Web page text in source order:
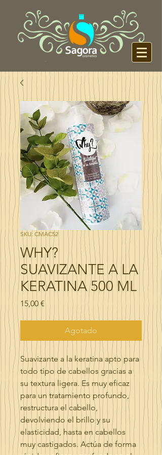
SKU: CMAC52
WHY?
SUAVIZANTE A LA
KERATINA 500 ML
15,00 €Precio
Agotado
Suavizante a la keratina apto para
todo tipo de cabellos gracias a
su textura ligera. Es muy eficaz
para un tratamiento profundo,
restructura el cabello,
devolviendo el brillo y su
elasticidad, hasta en cabellos
muy castigados. Actúa de forma